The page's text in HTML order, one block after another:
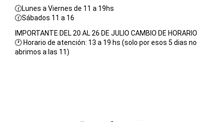
🕜Lunes a Viernes de 11 a 19hs
🕜Sábados 11 a 16
IMPORTANTE DEL 20 AL 26 DE JULIO CAMBIO DE HORARIO
🕐 Horario de atención: 13 a 19 hs (solo por esos 5 dias no
abrimos a las 11)